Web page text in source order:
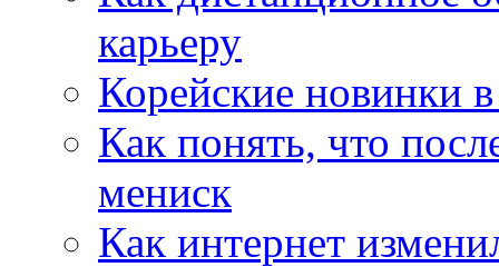
карьеру
Корейские новинки
Как понять, что
мениск
Как интернет